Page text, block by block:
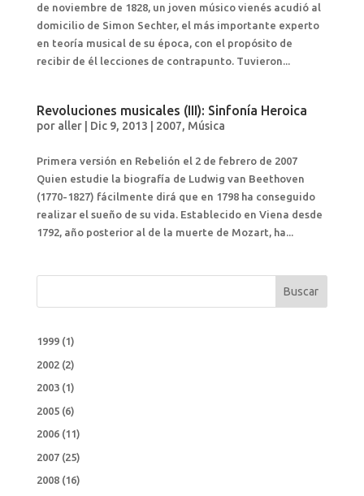
de noviembre de 1828, un joven músico vienés acudió al
domicilio de Simon Sechter, el más importante experto
en teoría musical de su época, con el propósito de
recibir de él lecciones de contrapunto. Tuvieron...
Revoluciones musicales (III): Sinfonía Heroica
por aller| Dic 9, 2013 2007, Música
Primera versión en Rebelión el 2 de febrero de 2007
Quien estudie la biografía de Ludwig van Beethoven
(1770-1827) fácilmente dirá que en 1798 ha conseguido
realizar el sueño de su vida. Establecido en Viena desde
1792, año posterior al de la muerte de Mozart, ha...
Buscar
1999(1)
2002(2)
2003(1)
2005(6)
2006(11)
2007(25)
2008(16)